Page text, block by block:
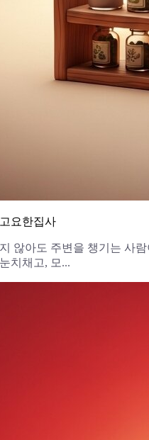
요한집사
않아도 주변을 챙기는 사
치채고, 모...